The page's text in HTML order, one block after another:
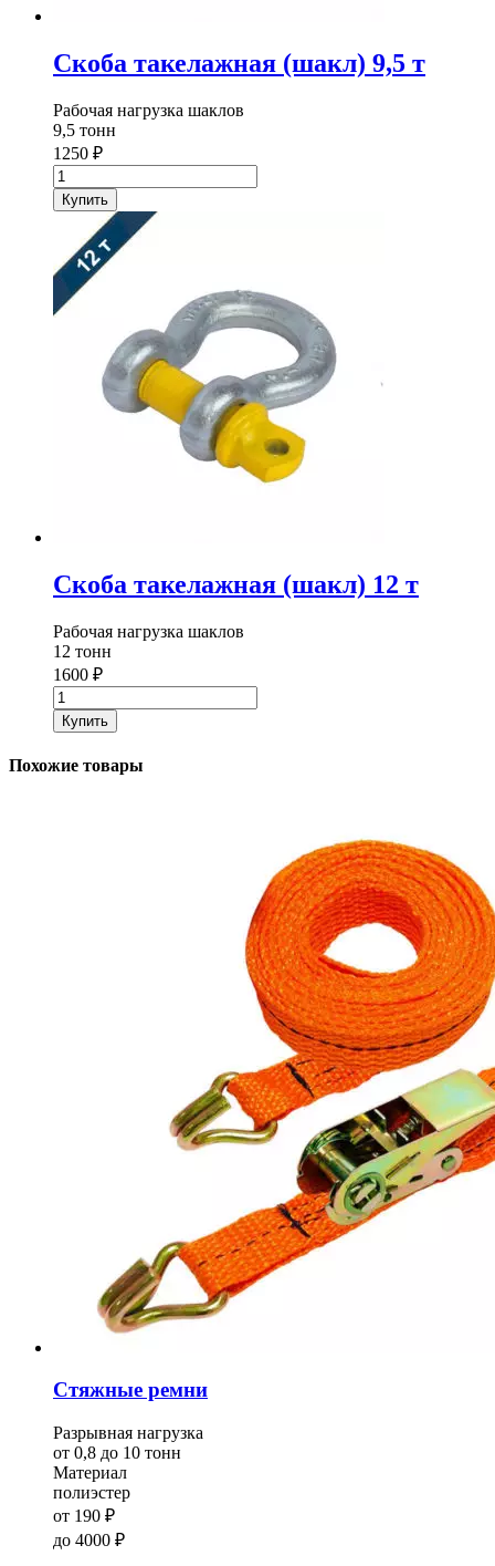
Скоба такелажная (шакл) 9,5 т
Рабочая нагрузка шаклов
9,5 тонн
1250 ₽
Количество
товара
Скоба
такелажная
(шакл)
9,5
Купить
Скоба такелажная (шакл) 12 т
Рабочая нагрузка шаклов
12 тонн
1600 ₽
Количество
товара
Скоба
(шакл)
Купить
Похожие товары
Стяжные ремни
Разрывная нагрузка
от 0,8 до 10 тонн
Материал
полиэстер
от 190 ₽
до 4000 ₽